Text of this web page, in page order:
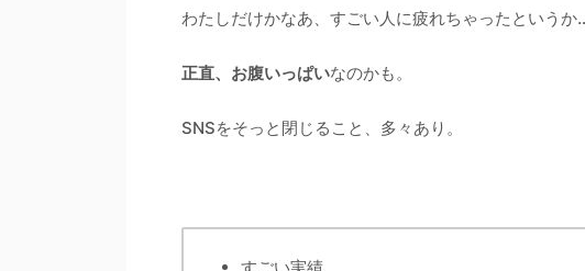
わたしだけかなあ、すごい人に疲れちゃったというか…
正直、お腹いっぱいなのかも。
SNSをそっと閉じること、多々あり。